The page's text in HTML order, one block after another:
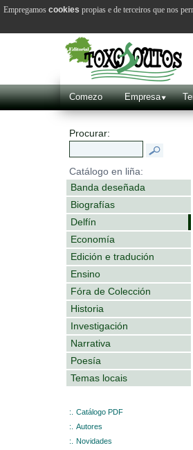
Comezo Empresa
Procurar:
Catálogo en liña:
Banda deseñada
Biografías
Delfín
Economía
Edición e tradución
Ensino
Fóra de Colección
Historia
Investigación
Narrativa
Poesía
Temas locais
:.
Catálogo PDF
:.
Autores
:.
Novidades
Empregamos cookies propias e de terceiros que nos